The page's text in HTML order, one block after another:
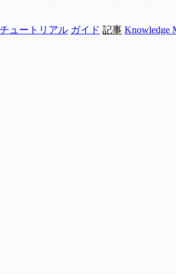
チュートリアル ガイド 記事 Knowledge